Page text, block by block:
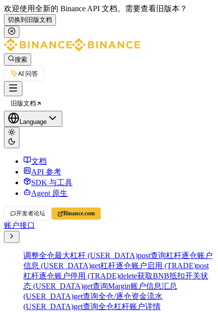
欢迎使用全新的 Binance API 文档。 需要查看旧版本？
切换到旧版文档
搜索
AI 问答
旧版文档
Language
文档
API 参考
SDK 与工具
Agent 原生
开发者论坛 Binance.com
账户接口
调整全仓最大杠杆 (USER_DATA)post查询杠杆逐仓账户
信息 (USER_DATA)get杠杆逐仓账户启用 (TRADE)post
杠杆逐仓账户停用 (TRADE)delete获取BNB抵扣开关状
态 (USER_DATA)get查询Margin账户信息汇总
(USER_DATA)get查询全仓/逐仓资金流水
(USER_DATA)get查询全仓杠杆账户详情